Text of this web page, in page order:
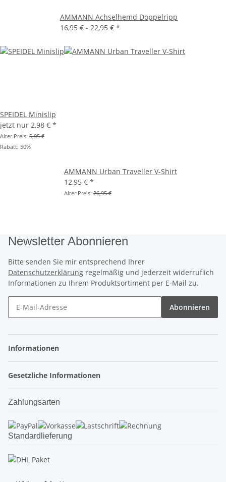
AMMANN Achselhemd Doppelripp
16,95 € - 22,95 € *
SPEIDEL Minislip
jetzt nur 2,98 € *
Alter Preis: 5,95 €
Rabatt: 50%
AMMANN Urban Traveller V-Shirt
12,95 € *
Alter Preis: 26,95 €
Newsletter Abonnieren
Bitte senden Sie mir entsprechend Ihrer
Datenschutzerklärung regelmäßig und jederzeit widerruflich
Informationen zu Ihrem Produktsortiment per E-Mail zu.
Abonnieren
Informationen
Gesetzliche Informationen
Zahlungsarten
Standardlieferung